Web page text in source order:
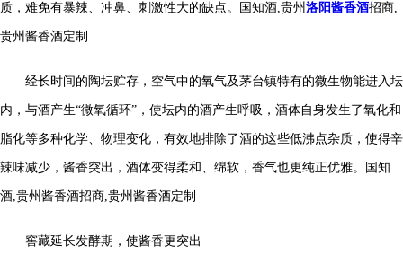
质，难免有暴辣、冲鼻、刺激性大的缺点。 国知酒,贵州 洛阳酱香酒招商,
贵州酱香酒定制
经长时间的陶坛贮存，空气中的氧气及茅台镇特有的微生物能进入坛
内，与酒产生“微氧循环”，使坛内的酒产生呼吸，酒体自身发生了氧化和
脂化等多种化学、物理变化，有效地排除了酒的这些低沸点杂质，使得辛
辣味减少，酱香突出，酒体变得柔和、绵软，香气也更纯正优雅。 国知
酒,贵州酱香酒招商,贵州酱香酒定制
窖藏延长发酵期，使酱香更突出